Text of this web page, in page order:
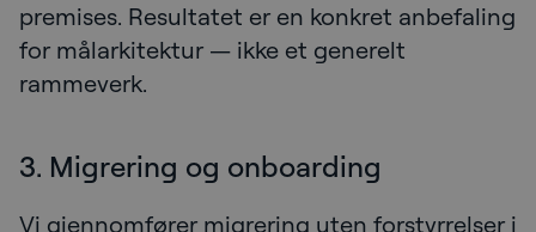
premises. Resultatet er en konkret anbefaling
for målarkitektur — ikke et generelt
rammeverk.
3. Migrering og onboarding
Vi gjennomfører migrering uten forstyrrelser i